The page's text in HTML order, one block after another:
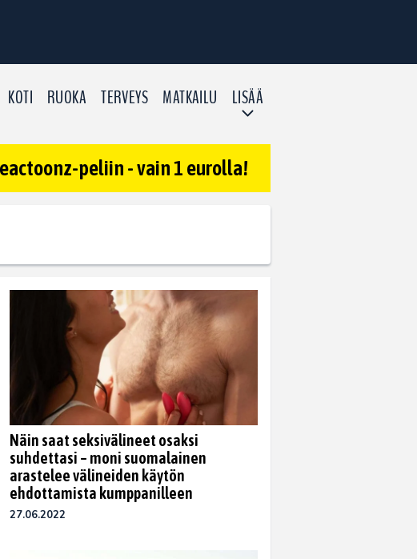
KOTI RUOKA TERVEYS MATKAILU LISÄÄ
peliin - vain 1 eurolla!
Näin saat seksivälineet osaksi
suhdettasi – moni suomalainen
arastelee välineiden käytön
ehdottamista kumppanilleen
27.06.2022